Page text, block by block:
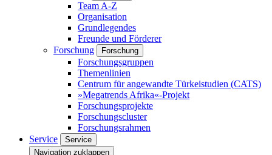
Team A-Z
Organisation
Grundlegendes
Freunde und Förderer
Forschung
Forschung
Forschungsgruppen
Themenlinien
Centrum für angewandte Türkeistudien (CATS)
»Megatrends Afrika«-Projekt
Forschungsprojekte
Forschungscluster
Forschungsrahmen
Service
Service
Navigation zuklappen